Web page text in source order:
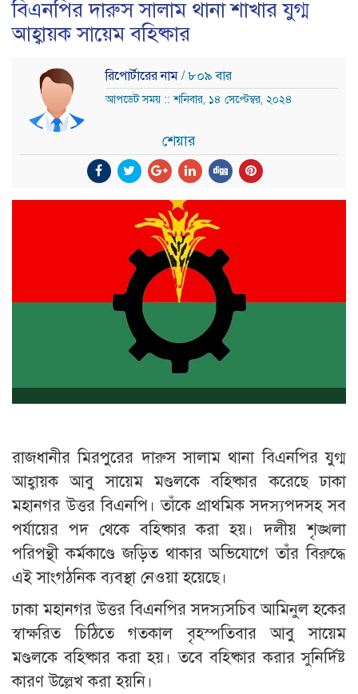
বিএনপির দারুস সালাম থানা শাখার যুগ্ম
আহ্বায়ক সায়েম বহিষ্কার
রিপোর্টারের নাম / ৮০৯ বার
আপডেট সময় :: শনিবার, ১৪ সেপ্টেম্বর, ২০২৪
শেয়ার
রাজধানীর মিরপুরের দারুস সালাম থানা বিএনপির যুগ্ম
আহ্বায়ক আবু সায়েম মণ্ডলকে বহিষ্কার করেছে ঢাকা
মহানগর উত্তর বিএনপি। তাঁকে প্রাথমিক সদস্যপদসহ সব
পর্যায়ের পদ থেকে বহিষ্কার করা হয়। দলীয় শৃঙ্খলা
পরিপন্থী কর্মকাণ্ডে জড়িত থাকার অভিযোগে তাঁর বিরুদ্ধে
এই সাংগঠনিক ব্যবস্থা নেওয়া হয়েছে।
ঢাকা মহানগর উত্তর বিএনপির সদস্যসচিব আমিনুল হকের
স্বাক্ষরিত চিঠিতে গতকাল বৃহস্পতিবার আবু সায়েম
মণ্ডলকে বহিষ্কার করা হয়। তবে বহিষ্কার করার সুনির্দিষ্ট
কারণ উল্লেখ করা হয়নি।